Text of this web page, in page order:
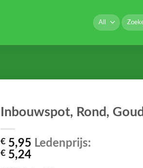
Zoeken
naar:
Inbouwspot, Rond, Goud
€5,95 Ledenprijs:
€5,24